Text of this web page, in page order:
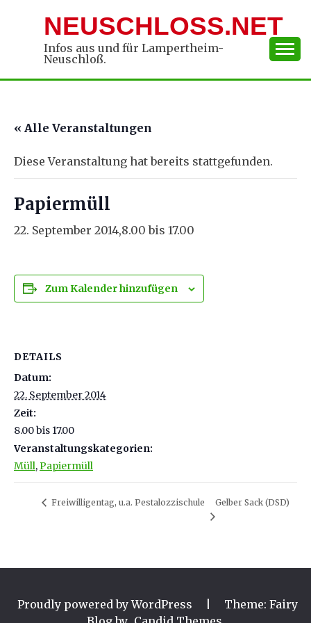
NEUSCHLOSS.NET
Infos aus und für Lampertheim-
Neuschloß.
« Alle Veranstaltungen
Diese Veranstaltung hat bereits stattgefunden.
Papiermüll
22. September 2014,8.00 bis 17.00
Zum Kalender hinzufügen
DETAILS
Datum:
22. September 2014
Zeit:
8.00 bis 17.00
Veranstaltungskategorien:
Müll,Papiermüll
Freiwilligentag, u.a. Pestalozzischule Gelber Sack (DSD)
Proudly powered by WordPress
Theme: Fairy